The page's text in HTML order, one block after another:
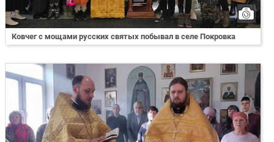
Ковчег с мощами русских святых побывал в селе Покровка